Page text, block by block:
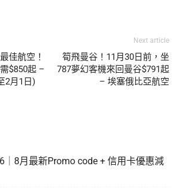
佳航空！
$850起 –
2月1日)
Next article
筍飛曼谷！11月30日前，坐
787夢幻客機來回曼谷$791起
– 埃塞俄比亞航空
｜8月最新Promo code + 信用卡優惠減